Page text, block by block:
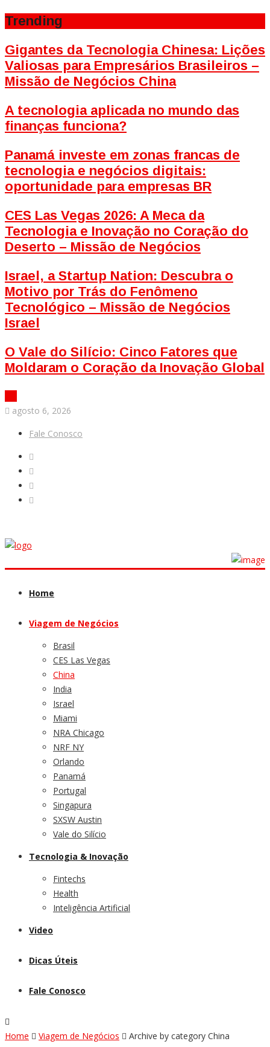
Trending
Gigantes da Tecnologia Chinesa: Lições
Valiosas para Empresários Brasileiros –
Missão de Negócios China
A tecnologia aplicada no mundo das
finanças funciona?
Panamá investe em zonas francas de
tecnologia e negócios digitais:
oportunidade para empresas BR
CES Las Vegas 2026: A Meca da
Tecnologia e Inovação no Coração do
Deserto – Missão de Negócios
Israel, a Startup Nation: Descubra o
Motivo por Trás do Fenômeno
Tecnológico – Missão de Negócios
Israel
O Vale do Silício: Cinco Fatores que
Moldaram o Coração da Inovação Global
agosto 6, 2026
Fale Conosco
Home
Viagem de Negócios
Brasil
CES Las Vegas
China
India
Israel
Miami
NRA Chicago
NRF NY
Orlando
Panamá
Portugal
Singapura
SXSW Austin
Vale do Silício
Tecnologia & Inovação
Fintechs
Health
Inteligência Artificial
Video
Dicas Úteis
Fale Conosco
Home Viagem de Negócios Archive by category China